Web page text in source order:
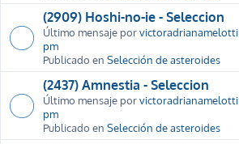
(2909) Hoshi-no-ie - Seleccion
Último mensaje porvictoradrianamelotti
pm
Publicado en Selección de asteroides
(2437) Amnestia - Seleccion
Último mensaje porvictoradrianamelotti
pm
Publicado en Selección de asteroides